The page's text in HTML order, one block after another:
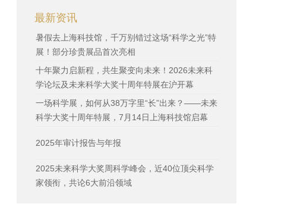
最新资讯
暑假去上海科技馆，千万别错过这场“科学之光”特
展！部分珍贵展品首次亮相
十年聚力启新程，共生聚变向未来！2026未来科
学论坛及未来科学大奖十周年特展在沪开幕
一场科学展，如何从38万字里“长”出来？——未来
科学大奖十周年特展，7月14日上海科技馆启幕
2025年审计报告与年报
2025未来科学大奖周科学峰会，近40位顶尖科学
家领衔，共论6大前沿领域